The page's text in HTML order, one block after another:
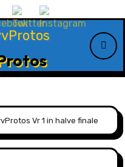
Vr 1 in halve finale